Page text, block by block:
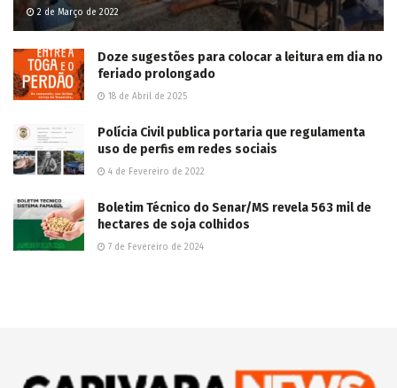
2 de Março de 2022
Doze sugestões para colocar a leitura em dia no
feriado prolongado
18 de Abril de 2025
Polícia Civil publica portaria que regulamenta
uso de perfis em redes sociais
4 de Fevereiro de 2022
Boletim Técnico do Senar/MS revela 563 mil de
hectares de soja colhidos
7 de Fevereiro de 2024